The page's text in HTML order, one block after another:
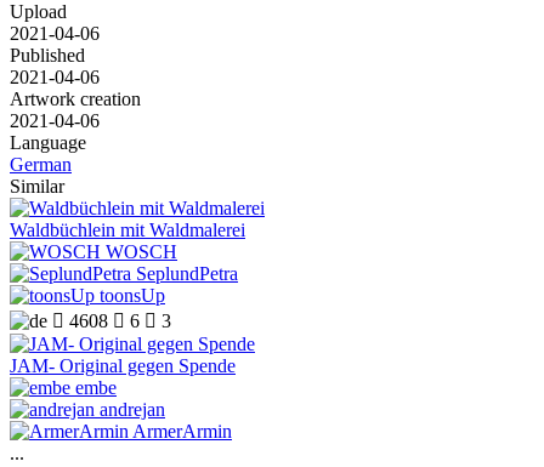
Upload
2021-04-06
Published
2021-04-06
Artwork creation
2021-04-06
Language
German
Similar
Waldbüchlein mit Waldmalerei
WOSCH
SeplundPetra
toonsUp
 4608  6  3
JAM- Original gegen Spende
embe
andrejan
ArmerArmin
...